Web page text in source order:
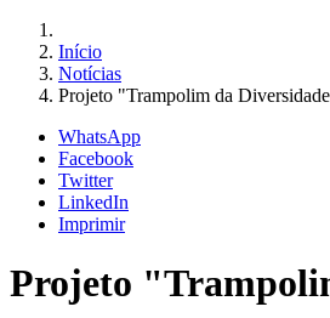
Início
Notícias
Projeto "Trampolim da
WhatsApp
Facebook
Twitter
LinkedIn
Imprimir
Projeto